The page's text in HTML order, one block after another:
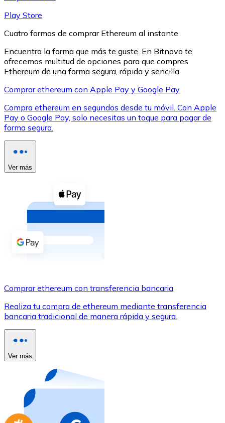
XRP
XRP
Ver todo
Compra criptomonedas con efectivo en tu tienda más
Comprar con efectivo
Transferencia SEPA
Tarjeta de crédito / débito
Utiliza tarjetas Visa y Mastercard para comprar
Comprar con tarjeta
Compra tarjetas regalo de tus marcas favoritas con
Ir a la tienda de tarjetas regalo
Play Store
Cuatro formas de comprar Ethereum al instante
Encuentra la forma que más te guste. En Bitnovo te
ofrecemos multitud de opciones para que compres
Ethereum de una forma segura, rápida y sencilla.
Comprar ethereum con Apple Pay y Google Pay
Compra ethereum en segundos desde tu móvil. Con Apple
Pay o Google Pay, solo necesitas un toque para pagar de
forma segura.
Ver más
Comprar ethereum con transferencia bancaria
Realiza tu compra de ethereum mediante transferencia
bancaria tradicional de manera rápida y segura.
Ver más